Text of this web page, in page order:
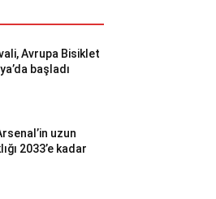
Avrupa Bisiklet
başladı
uzun
2033’e kadar